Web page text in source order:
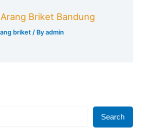
Briket Bandung
briket / Byadmin
Search